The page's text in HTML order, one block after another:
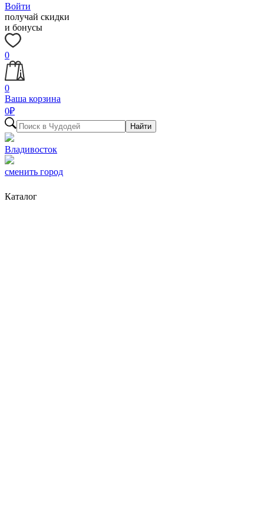
Войти
получай скидки
и бонусы
0
0
Ваша корзина
0₽
Найти
Владивосток
сменить город
Каталог